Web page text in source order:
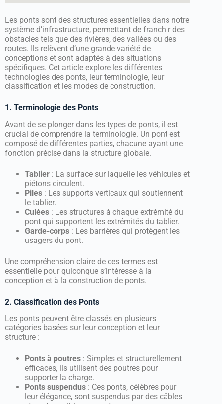
Les ponts sont des structures essentielles dans notre
système d’infrastructure, permettant de franchir des
obstacles tels que des rivières, des vallées ou des
routes. Ils relèvent d’une grande variété de
conceptions et sont adaptés à des situations
spécifiques. Cet article explore les différentes
technologies des ponts, leur terminologie, leur
classification et les modes de construction.
1. Terminologie des Ponts
Avant de se plonger dans les types de ponts, il est
crucial de comprendre la terminologie. Un pont est
composé de différentes parties, chacune ayant une
fonction précise dans la structure globale.
Tablier : La surface sur laquelle les véhicules et
piétons circulent.
Piles : Les supports verticaux qui soutiennent
le tablier.
Culées : Les structures à chaque extrémité du
pont qui supportent les extrémités du tablier.
Garde-corps : Les barrières qui protègent les
usagers du pont.
Une compréhension claire de ces termes est
essentielle pour quiconque s’intéresse à la
conception et à la construction de ponts.
2. Classification des Ponts
Les ponts peuvent être classés en plusieurs
catégories basées sur leur conception et leur
structure :
Ponts à poutres : Simples et structurellement
efficaces, ils utilisent des poutres pour
supporter la charge.
Ponts suspendus : Ces ponts, célèbres pour
leur élégance, sont suspendus par des câbles